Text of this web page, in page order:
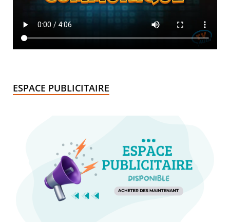
ESPACE PUBLICITAIRE